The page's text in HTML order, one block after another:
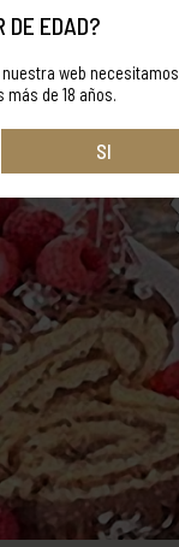
DE EDAD?
web necesitamos
de 18 años.
SI